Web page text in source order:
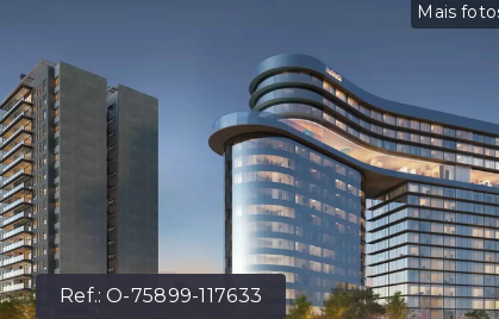
Ref.:O-75899-117633
Mais